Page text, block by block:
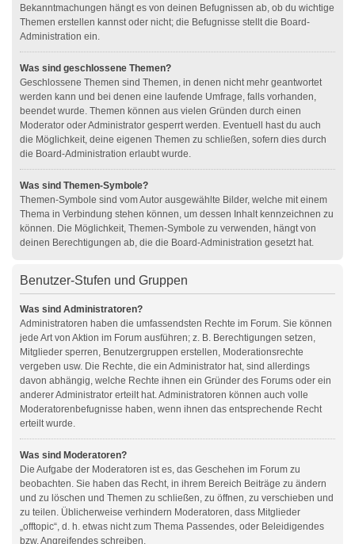
Bekanntmachungen hängt es von deinen Befugnissen ab, ob du wichtige
Themen erstellen kannst oder nicht; die Befugnisse stellt die Board-
Administration ein.
Was sind geschlossene Themen?
Geschlossene Themen sind Themen, in denen nicht mehr geantwortet
werden kann und bei denen eine laufende Umfrage, falls vorhanden,
beendet wurde. Themen können aus vielen Gründen durch einen
Moderator oder Administrator gesperrt werden. Eventuell hast du auch
die Möglichkeit, deine eigenen Themen zu schließen, sofern dies durch
die Board-Administration erlaubt wurde.
Was sind Themen-Symbole?
Themen-Symbole sind vom Autor ausgewählte Bilder, welche mit einem
Thema in Verbindung stehen können, um dessen Inhalt kennzeichnen zu
können. Die Möglichkeit, Themen-Symbole zu verwenden, hängt von
deinen Berechtigungen ab, die die Board-Administration gesetzt hat.
Benutzer-Stufen und Gruppen
Was sind Administratoren?
Administratoren haben die umfassendsten Rechte im Forum. Sie können
jede Art von Aktion im Forum ausführen; z. B. Berechtigungen setzen,
Mitglieder sperren, Benutzergruppen erstellen, Moderationsrechte
vergeben usw. Die Rechte, die ein Administrator hat, sind allerdings
davon abhängig, welche Rechte ihnen ein Gründer des Forums oder ein
anderer Administrator erteilt hat. Administratoren können auch volle
Moderatorenbefugnisse haben, wenn ihnen das entsprechende Recht
erteilt wurde.
Was sind Moderatoren?
Die Aufgabe der Moderatoren ist es, das Geschehen im Forum zu
beobachten. Sie haben das Recht, in ihrem Bereich Beiträge zu ändern
und zu löschen und Themen zu schließen, zu öffnen, zu verschieben und
zu teilen. Üblicherweise verhindern Moderatoren, dass Mitglieder
„offtopic“, d. h. etwas nicht zum Thema Passendes, oder Beleidigendes
bzw. Angreifendes schreiben.